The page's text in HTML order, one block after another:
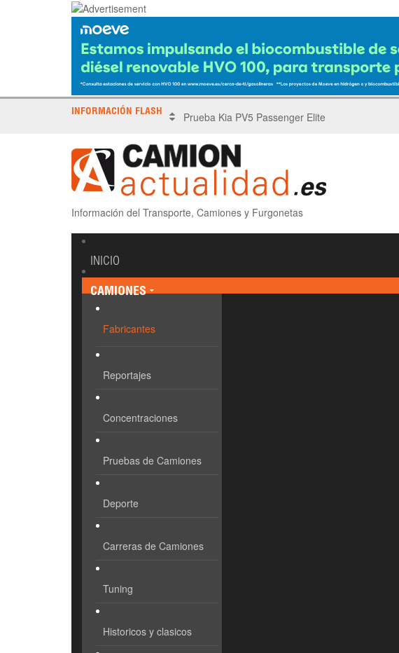
INFORMACIÓN FLASH X Tronada Almería | Encuentro del Pegaso Troner
Información del Transporte, Camiones y Furgonetas
INICIO
CAMIONES
Fabricantes
Reportajes
Concentraciones
Pruebas de Camiones
Deporte
Carreras de Camiones
Tuning
Historicos y clasicos